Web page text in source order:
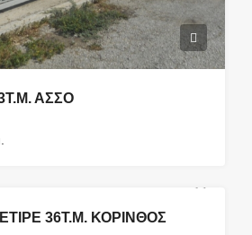
ΑΣΣΟ
ΕΝΟΙΚΊΑΣΗ #0142
36Τ.Μ. ΚΟΡΙΝΘΟΣ